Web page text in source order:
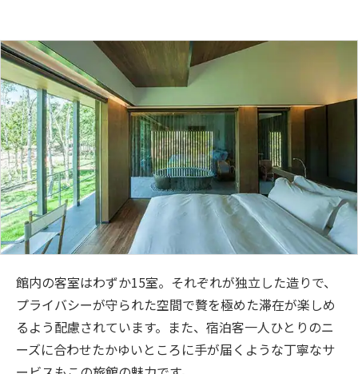
館内の客室はわずか15室。それぞれが独立した造りで、
プライバシーが守られた空間で贅を極めた滞在が楽しめ
るよう配慮されています。また、宿泊客一人ひとりのニ
ーズに合わせたかゆいところに手が届くような丁寧なサ